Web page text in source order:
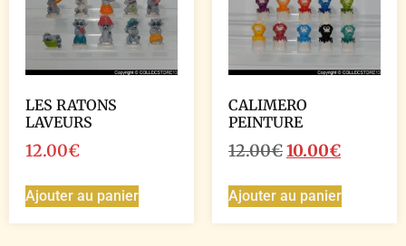
LES RATONS
LAVEURS
12.00€
Ajouter au panier
CALIMERO
PEINTURE
12.00€10.00€
Ajouter au panier